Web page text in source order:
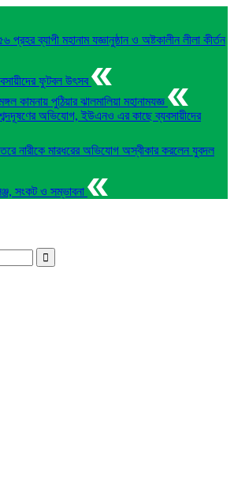
প্রহর ব্যাপী মহানাম যজ্ঞানুষ্ঠান ও অষ্টকালীন লীলা কীর্তন
ফুটবল উৎসব
কামনায় পুঠিয়ার ঝালমালিয়া মহানামযজ্ঞ
অভিযোগ, ইউএনও এর কাছে ব্যবসায়ীদের
নারীকে মারধরের অভিযোগ অস্বীকার করলেন যুবদল
সংকট ও সম্ভাবনা